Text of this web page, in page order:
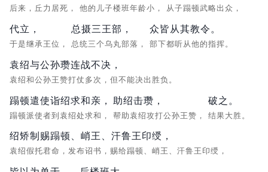
后来，丘力居死， 他的儿子楼班年龄小， 从子蹋顿武略出众，
代立，
于是继承王位，
总摄三王部，
总统三个乌丸部落，
众皆从其教令。
部下都听从他的指挥。
袁绍与公孙瓒连战不决，
袁绍和公孙王赞打仗多次，但不能决出胜负。
蹋顿遣使诣绍求和亲，
蹋顿派使者到袁绍处求和，
助绍击瓒，
帮助袁绍攻打公孙王赞，
破之。
结果大胜。
绍矫制赐蹋顿、峭王、汗鲁王印绶，
袁绍假托君命，发布诏书，赐给蹋顿、峭王、汗鲁王印绶，